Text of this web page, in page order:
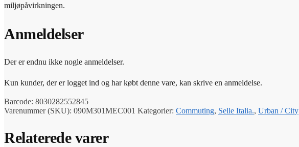
miljøpåvirkningen.
Anmeldelser
Der er endnu ikke nogle anmeldelser.
Kun kunder, der er logget ind og har købt denne vare, kan skrive en anmeldelse.
Barcode: 8030282552845
Varenummer (SKU): 090M301MEC001 Kategorier: Commuting, Selle Italia., Urban / City
Relaterede varer